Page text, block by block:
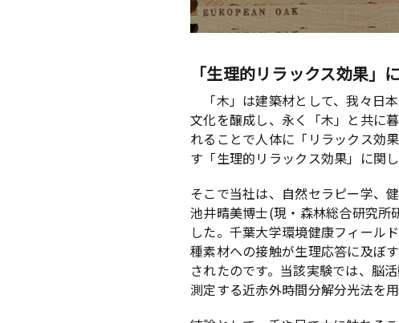
「生理的リラックス効果」
「木」は建築材として、我々日
文化を醸成し、永く「木」と共に
れることで人体に「リラックス効
す「生理的リラックス効果」に関
そこで当社は、自然セラピー学、
池井晴美博士(現・森林総合研究所
した。千葉大学環境健康フィール
種素材への接触が生理応答に及ぼ
されたのです。当該実験では、脳
測定する近赤外時間分解分光法を